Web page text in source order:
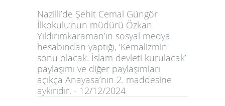
Nazilli’de Şehit Cemal Güngör
İlkokulu’nun müdürü Özkan
Yıldırımkaraman’ın sosyal medya
hesabından yaptığı, ‘Kemalizmin
sonu olacak. İslam devleti kurulacak’
paylaşımı ve diğer paylaşımları
açıkça Anayasa’nın 2. maddesine
aykırıdır. - 12/12/2024